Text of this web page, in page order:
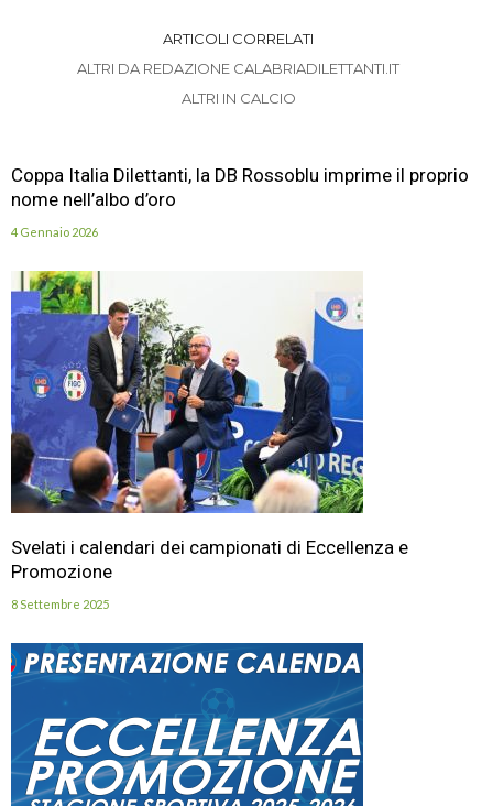
ARTICOLI CORRELATI
ALTRI DA REDAZIONE CALABRIADILETTANTI.IT
ALTRI IN CALCIO
Coppa Italia Dilettanti, la DB Rossoblu imprime il proprio
nome nell’albo d’oro
4 Gennaio 2026
Svelati i calendari dei campionati di Eccellenza e
Promozione
8 Settembre 2025